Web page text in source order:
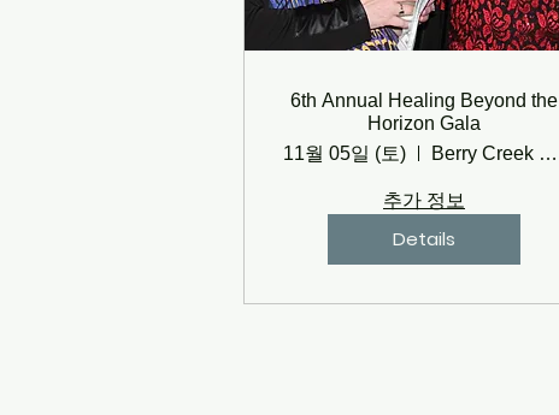
6th Annual Healing Beyond the
Horizon Gala
11월 05일 (토)
Berry Creek Country Club
추가 정보
Details